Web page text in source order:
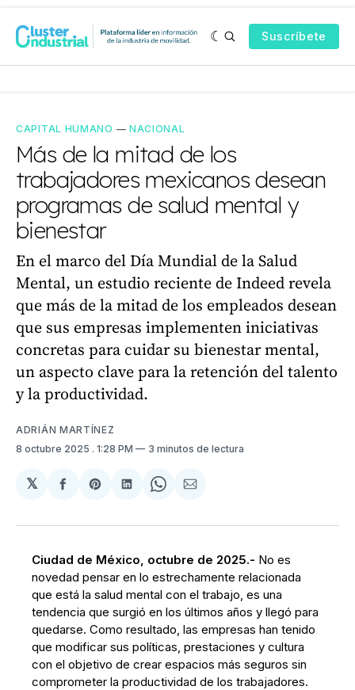
Suscríbete
CAPITAL HUMANO — NACIONAL
Más de la mitad de los
trabajadores mexicanos desean
programas de salud mental y
bienestar
En el marco del Día Mundial de la Salud
Mental, un estudio reciente de Indeed revela
que más de la mitad de los empleados desean
que sus empresas implementen iniciativas
concretas para cuidar su bienestar mental,
un aspecto clave para la retención del talento
y la productividad.
ADRIÁN MARTÍNEZ
8 octubre 2025 . 1:28 PM 3 minutos de lectura
𝕏
Compartir
Facebook
Share
Pinterest
Compartir
LinkedIn
Share
WhatsApp
Compartir
Email
Ciudad de México, octubre de 2025.- No es
novedad pensar en lo estrechamente relacionada
que está la salud mental con el trabajo, es una
tendencia que surgió en los últimos años y llegó para
quedarse. Como resultado, las empresas han tenido
que modificar sus políticas, prestaciones y cultura
con el objetivo de crear espacios más seguros sin
comprometer la productividad de los trabajadores.